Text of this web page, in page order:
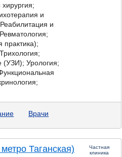
и
и
практика);
(УЗИ); Урология;
Врачи
Таганская)
Частная
клиника